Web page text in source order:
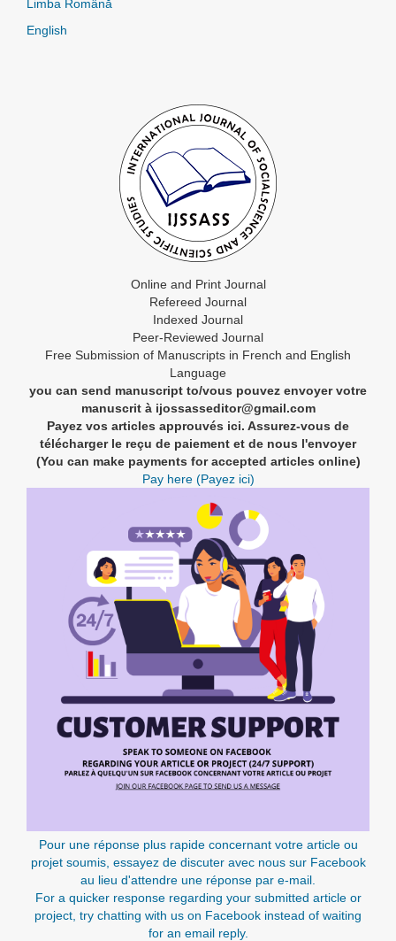
Limba Română
English
Online and Print Journal
Refereed Journal
Indexed Journal
Peer-Reviewed Journal
Free Submission of Manuscripts in French and English
Language
you can send manuscript to/vous pouvez envoyer votre
manuscrit à ijossasseditor@gmail.com
Payez vos articles approuvés ici. Assurez-vous de
télécharger le reçu de paiement et de nous l'envoyer
(You can make payments for accepted articles online)
Pay here (Payez ici)
Pour une réponse plus rapide concernant votre article ou
projet soumis, essayez de discuter avec nous sur Facebook
au lieu d'attendre une réponse par e-mail.
For a quicker response regarding your submitted article or
project, try chatting with us on Facebook instead of waiting
for an email reply.